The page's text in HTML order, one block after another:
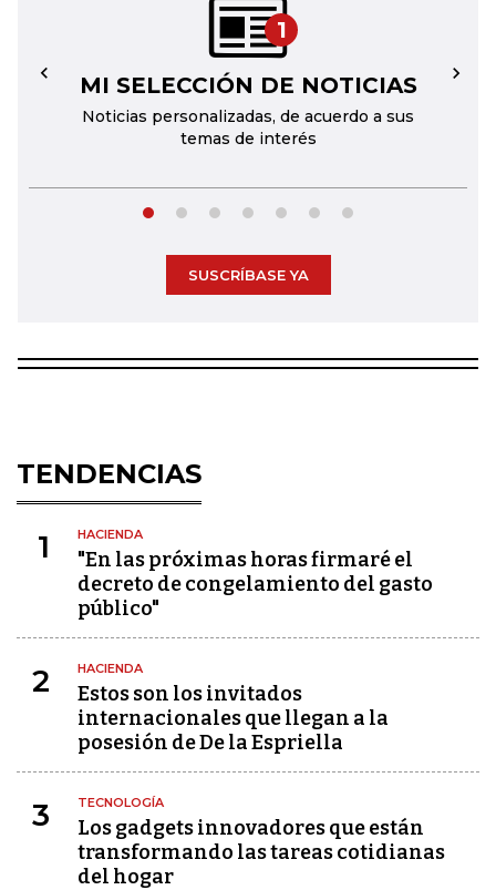
1
MI SELECCIÓN DE NOTICIAS
Noticias personalizadas, de acuerdo a sus
temas de interés
← →
SUSCRÍBASE YA
TENDENCIAS
1 HACIENDA
"En las próximas horas firmaré el
decreto de congelamiento del gasto
público"
2 HACIENDA
Estos son los invitados
internacionales que llegan a la
posesión de De la Espriella
3 TECNOLOGÍA
Los gadgets innovadores que están
transformando las tareas cotidianas
del hogar